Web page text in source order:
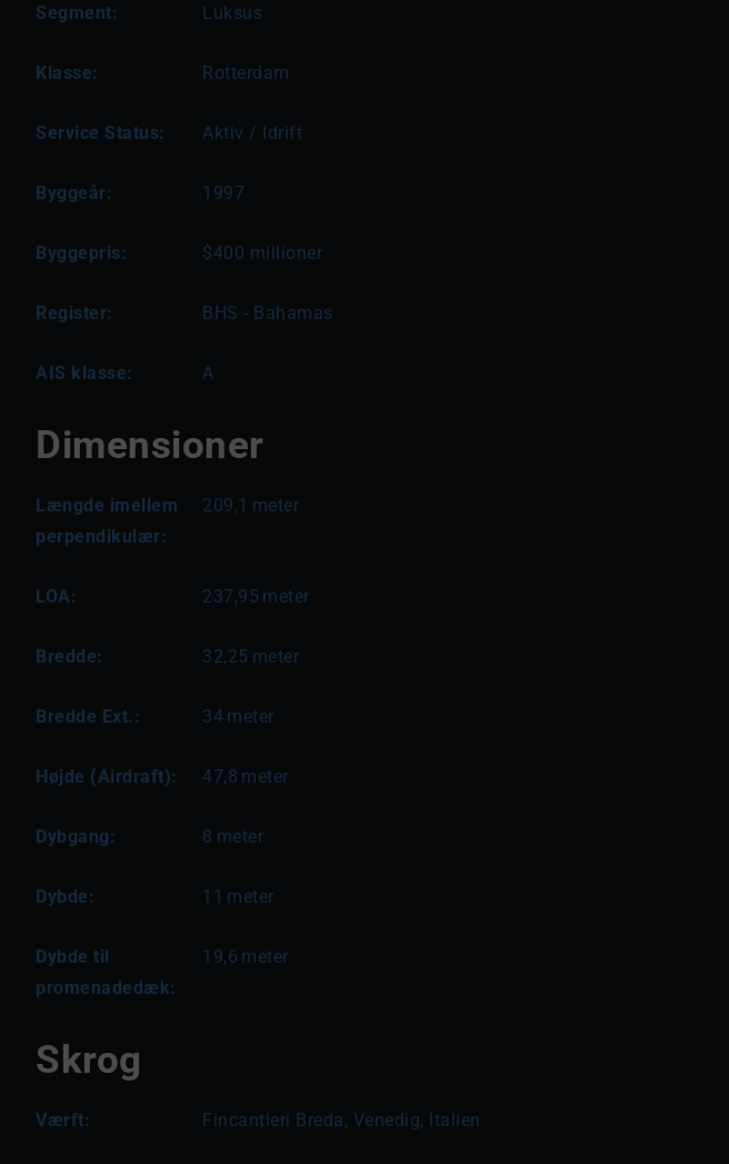
Segment: Luksus
Klasse: Rotterdam
Service Status: Aktiv / Idrift
Byggeår: 1997
Byggepris: $400 millioner
Register: BHS - Bahamas
AIS klasse: A
Dimensioner
Længde imellem
perpendikulær:
209,1 meter
LOA: 237,95 meter
Bredde: 32,25 meter
Bredde Ext.: 34 meter
Højde (Airdraft): 47,8 meter
Dybgang: 8 meter
Dybde: 11 meter
Dybde til
promenadedæk:
19,6 meter
Skrog
Værft: Fincantieri Breda, Venedig, Italien